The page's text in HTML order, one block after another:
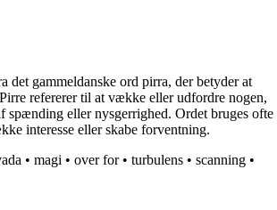
det gammeldanske ord pirra, der betyder at
refererer til at vække eller udfordre nogen,
spænding eller nysgerrighed. Ordet bruges ofte
interesse eller skabe forventning.
• magi • over for• turbulens • scanning •